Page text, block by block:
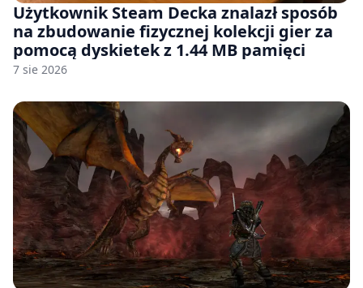
Użytkownik Steam Decka znalazł sposób
na zbudowanie fizycznej kolekcji gier za
pomocą dyskietek z 1.44 MB pamięci
7 sie 2026